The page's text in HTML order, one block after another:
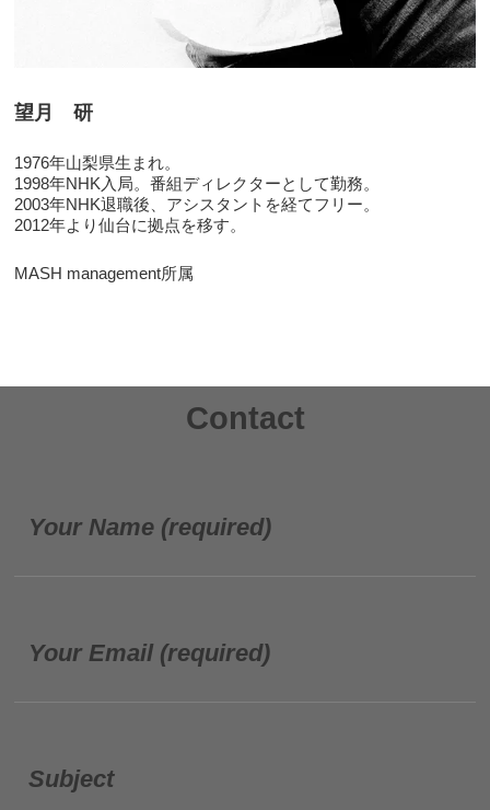
望月 研
1976年山梨県生まれ。
1998年NHK入局。番組ディレクターとして勤務。
2003年NHK退職後、アシスタントを経てフリー。
2012年より仙台に拠点を移す。
MASH management所属
Contact
Your Name (required)
Your Email (required)
Subject